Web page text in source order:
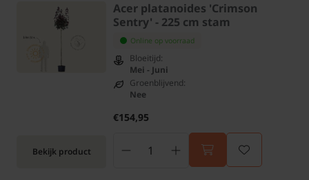
Bekijk product
Acer platanoides 'Crimson
Sentry' - 225 cm stam
Online op voorraad
Bloeitijd:
Mei - Juni
Groenblijvend:
Nee
€154,95